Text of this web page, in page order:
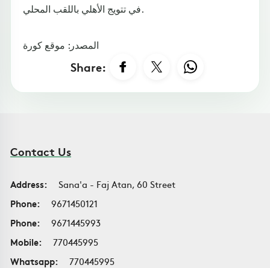
في تتويج الأهلي باللقب المحلي.
المصدر: موقع كورة
Share:
Contact Us
Address:
Sana'a - Faj Atan, 60 Street
Phone:
9671450121
Phone:
9671445993
Mobile:
770445995
Whatsapp:
770445995